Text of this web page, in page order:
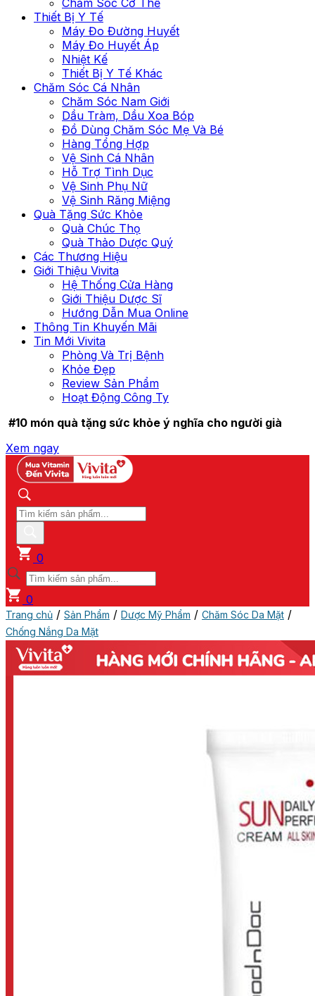
Chăm Sóc Cơ Thể
Thiết Bị Y Tế
Máy Đo Đường Huyết
Máy Đo Huyết Áp
Nhiệt Kế
Thiết Bị Y Tế Khác
Chăm Sóc Cá Nhân
Chăm Sóc Nam Giới
Dầu Tràm, Dầu Xoa Bóp
Đồ Dùng Chăm Sóc Mẹ Và Bé
Hàng Tổng Hợp
Vệ Sinh Cá Nhân
Hỗ Trợ Tình Dục
Vệ Sinh Phụ Nữ
Vệ Sinh Răng Miệng
Quà Tặng Sức Khỏe
Quà Chúc Thọ
Quà Thảo Dược Quý
Các Thương Hiệu
Giới Thiệu Vivita
Hệ Thống Cửa Hàng
Giới Thiệu Dược Sĩ
Hướng Dẫn Mua Online
Thông Tin Khuyến Mãi
Tin Mới Vivita
Phòng Và Trị Bệnh
Khỏe Đẹp
Review Sản Phẩm
Hoạt Động Công Ty
#10 món quà tặng sức khỏe ý nghĩa cho người già
Xem ngay
0
0
Trang chủ / Sản Phẩm / Dược Mỹ Phẩm / Chăm Sóc Da Mặt /
Chống Nắng Da Mặt